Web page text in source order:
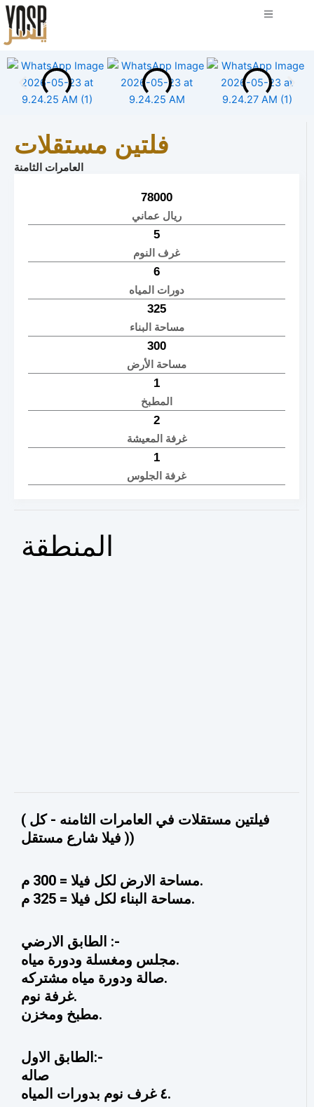
فلتين مستقلات
العامرات الثامنة
78000
ريال عماني
5
غرف النوم
6
دورات المياه
325
مساحة البناء
300
مساحة الأرض
1
المطبخ
2
غرفة المعيشة
1
غرفة الجلوس
المنطقة
( فيلتين مستقلات في العامرات الثامنه - كل
فيلا شارع مستقل ))
مساحة الارض لكل فيلا = 300 م.
مساحة البناء لكل فيلا = 325 م.
الطابق الارضي :-
مجلس ومغسلة ودورة مياه.
صالة ودورة مياه مشتركه.
غرفة نوم.
مطبخ ومخزن.
الطابق الاول:-
صاله
٤ غرف نوم بدورات المياه.